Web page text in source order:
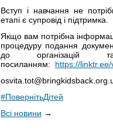
Вступ і навчання не
етапі є супровід і підтримка.
Якщо вам потрібна
процедуру подання
до організацій
посиланням: https://
#ПовернітьДітей
Всі новини →